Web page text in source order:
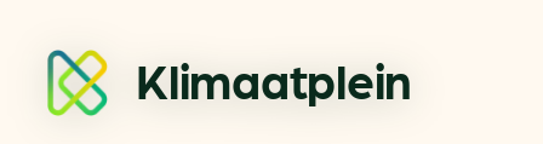
Klimaatplein